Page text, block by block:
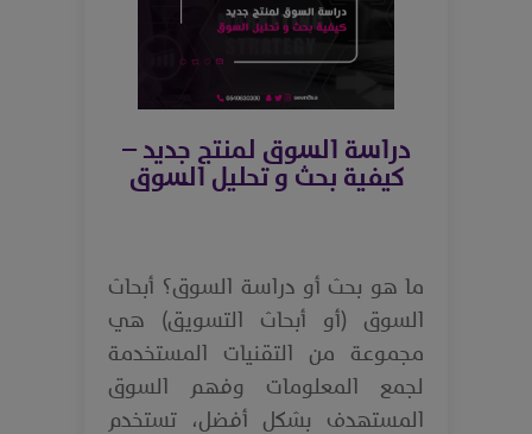
دراسة السوق لمنتج جديد –
كيفية بحث و تحليل السوق
ما هو بحث أو دراسة السوق؟ أبحاث
السوق (أو أبحاث التسويق) هي
مجموعة من التقنيات المستخدمة
لجمع المعلومات وفهم السوق
المستهدف بشكل أفضل، تستخدم